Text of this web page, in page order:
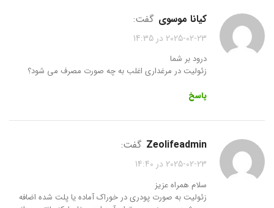
کیانا موسوی گفت:
2025-02-23 در 14:35
درود بر شما
زئولیت در مرغداری اغلب به چه صورت مصرف می شود؟
پاسخ
zeolifeadmin گفت:
2025-02-23 در 14:40
سلام همراه عزیز
زئولیت به صورت پودری در خوراک آماده یا پلت شده اضافه